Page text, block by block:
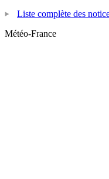
Liste complète des
Météo-France